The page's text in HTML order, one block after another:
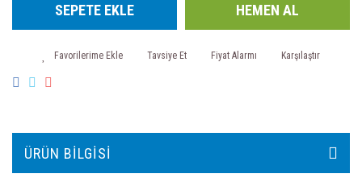
SEPETE EKLE HEMEN AL
Tavsiye Et Fiyat Alarmı Karşılaştır
ÜRÜN BILGISI